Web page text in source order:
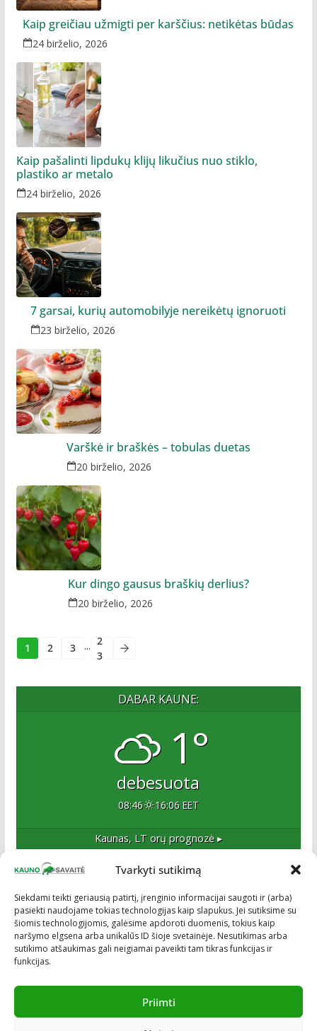
Tvarkyti sutikimą
Siekdami teikti geriausią patirtį, įrenginio informacijai saugoti ir (arba)
pasiekti naudojame tokias technologijas kaip slapukus. Jei sutiksime su
šiomis technologijomis, galėsime apdoroti duomenis, tokius kaip
naršymo elgsena arba unikalūs ID šioje svetainėje. Nesutikimas arba
sutikimo atšaukimas gali neigiamai paveikti tam tikras funkcijas ir
funkcijas.
Priimti
Kaip greičiau užmigti per karščius: netikėtas būdas
24 birželio, 2026
Kaip pašalinti lipdukų klijų likučius nuo stiklo,
plastiko ar metalo
24 birželio, 2026
7 garsai, kurių automobilyje nereikėtų ignoruoti
23 birželio, 2026
Varškė ir braškės – tobulas duetas
20 birželio, 2026
Kur dingo gausus braškių derlius?
20 birželio, 2026
1 2 3 ... 2
3
DABAR KAUNE:
1°
debesuota
08:46 16:06 EET
Kaunas, LTorų prognozė ▸
Esame naujas Kaune, tačiau veržlus ir profesionalus
kolektyvas. Ne naujokai žiniasklaidoje. Į Kauną
žengiame tvirtai įsitikinę savo sėkme.